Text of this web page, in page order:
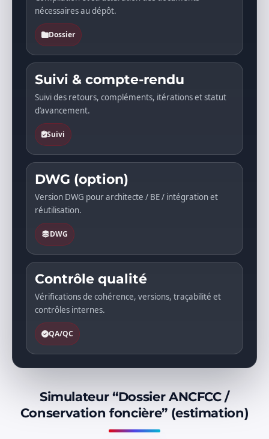
nécessaires au dépôt.
Dossier
Suivi & compte-rendu
Suivi des retours, compléments, itérations et statut
d’avancement.
Suivi
DWG (option)
Version DWG pour architecte / BE / intégration et
réutilisation.
DWG
Contrôle qualité
Vérifications de cohérence, versions, traçabilité et
contrôles internes.
QA/QC
Simulateur “Dossier ANCFCC /
Conservation foncière” (estimation)